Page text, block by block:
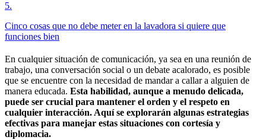
5.
Cinco cosas que no debe meter en la lavadora si quiere que
funciones bien
En cualquier situación de comunicación, ya sea en una reunión de
trabajo, una conversación social o un debate acalorado, es posible
que se encuentre con la necesidad de mandar a callar a alguien de
manera educada. Esta habilidad, aunque a menudo delicada,
puede ser crucial para mantener el orden y el respeto en
cualquier interacción. Aquí se explorarán algunas estrategias
efectivas para manejar estas situaciones con cortesía y
diplomacia.